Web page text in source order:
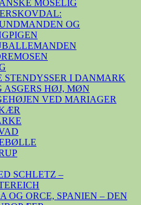
MOSELIG
OG
STENDYSSER I DANMARK
ASGERS HØJ, MØN
VED MARIAGER
SCHLETZ –
OG ORCE, SPANIEN – DEN